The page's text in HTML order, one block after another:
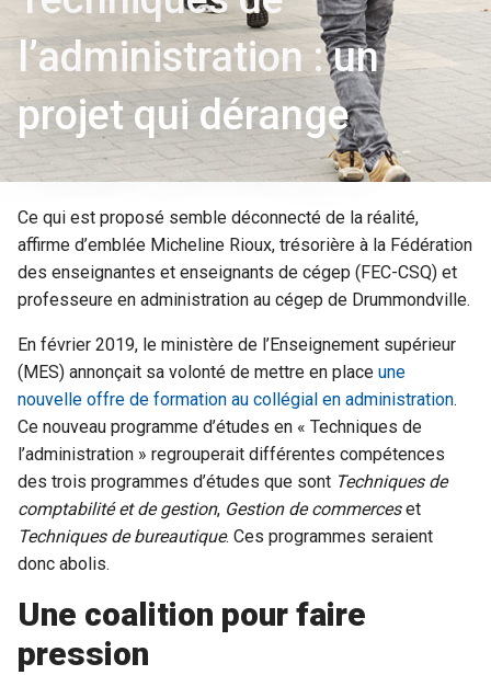
l’administration : un
projet qui dérange
Ce qui est proposé semble déconnecté de la réalité,
affirme d’emblée Micheline Rioux, trésorière à la Fédération
des enseignantes et enseignants de cégep (FEC-CSQ) et
professeure en administration au cégep de Drummondville.
En février 2019, le ministère de l’Enseignement supérieur
(MES) annonçait sa volonté de mettre en place une
nouvelle offre de formation au collégial en administration.
Ce nouveau programme d’études en « Techniques de
l’administration » regrouperait différentes compétences
des trois programmes d’études que sont Techniques de
comptabilité et de gestion, Gestion de commerceset
Techniques de bureautique. Ces programmes seraient
donc abolis.
Une coalition pour faire
pression